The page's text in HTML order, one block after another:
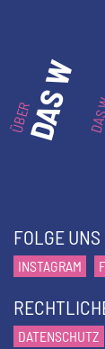
ÜBERDAS W
FOLGE UNS
INSTAGRAM
DATENSCHUTZ